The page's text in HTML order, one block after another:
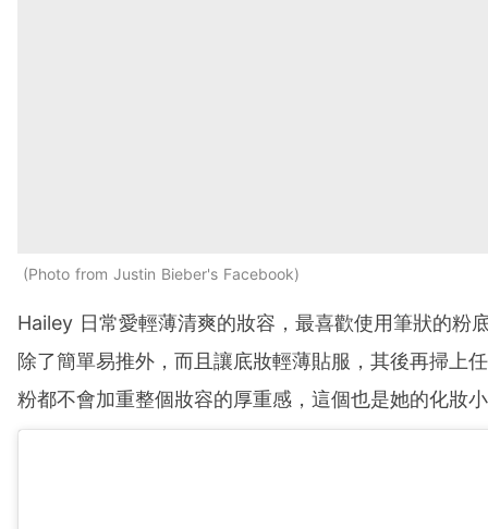
Photo from Justin Bieber's Facebook
Hailey 日常愛輕薄清爽的妝容，最喜歡使用筆狀的粉
除了簡單易推外，而且讓底妝輕薄貼服，其後再掃上
粉都不會加重整個妝容的厚重感，這個也是她的化妝